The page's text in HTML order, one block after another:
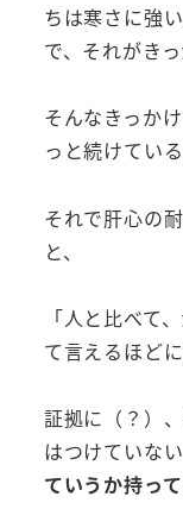
ちは寒さに強
で、それがき
そんなきっか
っと続けてい
それで肝心の
と、
「人と比べて
て言えるほど
証拠に（？）
はつけていない
ていうか持っ